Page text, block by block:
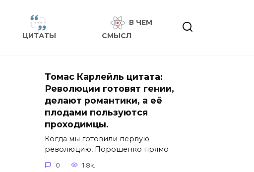
ЦИТАТЫ
В ЧЕМ
СМЫСЛ
Томас Карлейль цитата:
Революции готовят гении,
делают романтики, а её
плодами пользуются
проходимцы.
Когда мы готовили первую
революцию, Порошенко прямо
0 1.8k.